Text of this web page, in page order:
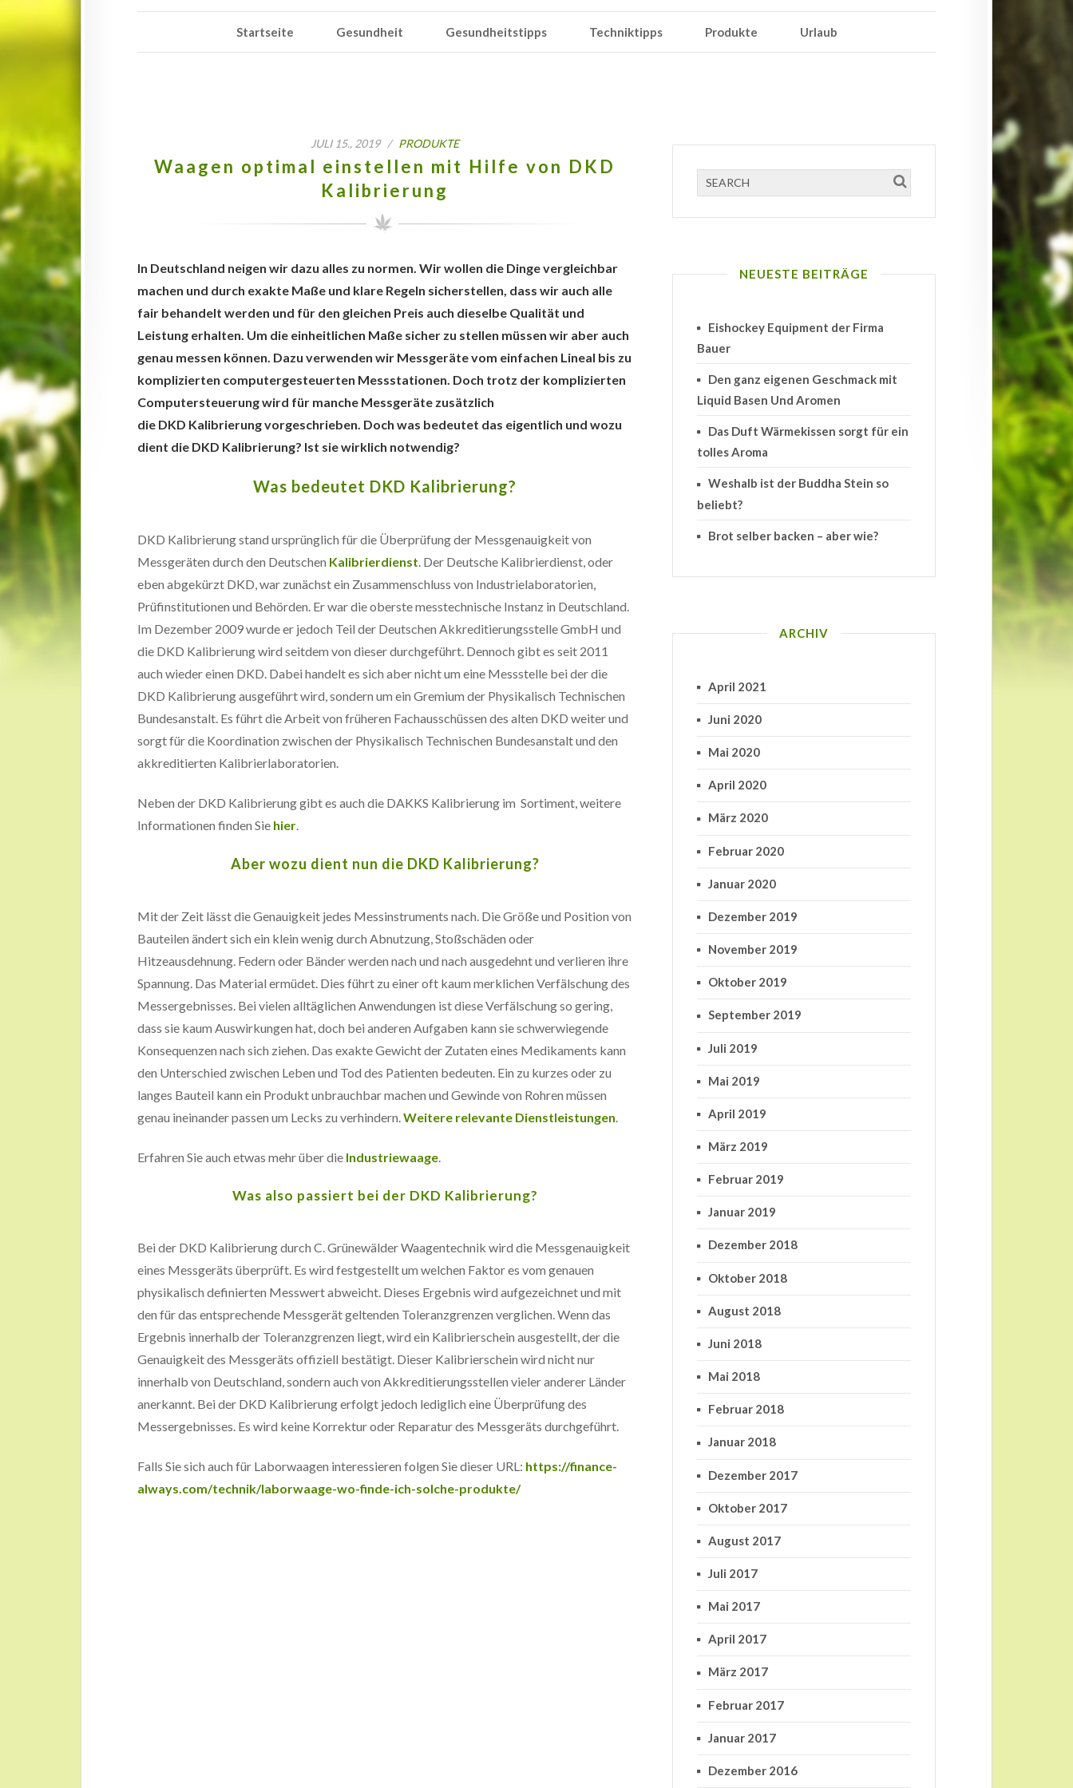
Startseite Gesundheit Gesundheitstipps Techniktipps Produkte Urlaub
JULI 15., 2019 / PRODUKTE
Waagen optimal einstellen mit Hilfe von DKD
Kalibrierung
In Deutschland neigen wir dazu alles zu normen. Wir wollen die Dinge vergleichbar
machen und durch exakte Maße und klare Regeln sicherstellen, dass wir auch alle
fair behandelt werden und für den gleichen Preis auch dieselbe Qualität und
Leistung erhalten. Um die einheitlichen Maße sicher zu stellen müssen wir aber auch
genau messen können. Dazu verwenden wir Messgeräte vom einfachen Lineal bis zu
komplizierten computergesteuerten Messstationen. Doch trotz der komplizierten
Computersteuerung wird für manche Messgeräte zusätzlich
die DKD Kalibrierung vorgeschrieben. Doch was bedeutet das eigentlich und wozu
dient die DKD Kalibrierung? Ist sie wirklich notwendig?
Was bedeutet DKD Kalibrierung?
DKD Kalibrierung stand ursprünglich für die Überprüfung der Messgenauigkeit von
Messgeräten durch den Deutschen Kalibrierdienst. Der Deutsche Kalibrierdienst, oder
eben abgekürzt DKD, war zunächst ein Zusammenschluss von Industrielaboratorien,
Prüfinstitutionen und Behörden. Er war die oberste messtechnische Instanz in Deutschland.
Im Dezember 2009 wurde er jedoch Teil der Deutschen Akkreditierungsstelle GmbH und
die DKD Kalibrierung wird seitdem von dieser durchgeführt. Dennoch gibt es seit 2011
auch wieder einen DKD. Dabei handelt es sich aber nicht um eine Messstelle bei der die
DKD Kalibrierung ausgeführt wird, sondern um ein Gremium der Physikalisch Technischen
Bundesanstalt. Es führt die Arbeit von früheren Fachausschüssen des alten DKD weiter und
sorgt für die Koordination zwischen der Physikalisch Technischen Bundesanstalt und den
akkreditierten Kalibrierlaboratorien.
Neben der DKD Kalibrierung gibt es auch die DAKKS Kalibrierung im Sortiment, weitere
Informationen finden Sie hier.
Aber wozu dient nun die DKD Kalibrierung?
Mit der Zeit lässt die Genauigkeit jedes Messinstruments nach. Die Größe und Position von
Bauteilen ändert sich ein klein wenig durch Abnutzung, Stoßschäden oder
Hitzeausdehnung. Federn oder Bänder werden nach und nach ausgedehnt und verlieren ihre
Spannung. Das Material ermüdet. Dies führt zu einer oft kaum merklichen Verfälschung des
Messergebnisses. Bei vielen alltäglichen Anwendungen ist diese Verfälschung so gering,
dass sie kaum Auswirkungen hat, doch bei anderen Aufgaben kann sie schwerwiegende
Konsequenzen nach sich ziehen. Das exakte Gewicht der Zutaten eines Medikaments kann
den Unterschied zwischen Leben und Tod des Patienten bedeuten. Ein zu kurzes oder zu
langes Bauteil kann ein Produkt unbrauchbar machen und Gewinde von Rohren müssen
genau ineinander passen um Lecks zu verhindern.Weitere relevante Dienstleistungen.
Erfahren Sie auch etwas mehr über die Industriewaage.
Was also passiert bei der DKD Kalibrierung?
Bei der DKD Kalibrierung durch C. Grünewälder Waagentechnik wird die Messgenauigkeit
eines Messgeräts überprüft. Es wird festgestellt um welchen Faktor es vom genauen
physikalisch definierten Messwert abweicht. Dieses Ergebnis wird aufgezeichnet und mit
den für das entsprechende Messgerät geltenden Toleranzgrenzen verglichen. Wenn das
Ergebnis innerhalb der Toleranzgrenzen liegt, wird ein Kalibrierschein ausgestellt, der die
Genauigkeit des Messgeräts offiziell bestätigt. Dieser Kalibrierschein wird nicht nur
innerhalb von Deutschland, sondern auch von Akkreditierungsstellen vieler anderer Länder
anerkannt. Bei der DKD Kalibrierung erfolgt jedoch lediglich eine Überprüfung des
Messergebnisses. Es wird keine Korrektur oder Reparatur des Messgeräts durchgeführt.
Falls Sie sich auch für Laborwaagen interessieren folgen Sie dieser URL: https://finance-
always.com/technik/laborwaage-wo-finde-ich-solche-produkte/
NEUESTE BEITRÄGE
Eishockey Equipment der Firma
Bauer
Den ganz eigenen Geschmack mit
Liquid Basen Und Aromen
Das Duft Wärmekissen sorgt für ein
tolles Aroma
Weshalb ist der Buddha Stein so
beliebt?
Brot selber backen – aber wie?
ARCHIV
April 2021
Juni 2020
Mai 2020
April 2020
März 2020
Februar 2020
Januar 2020
Dezember 2019
November 2019
Oktober 2019
September 2019
Juli 2019
Mai 2019
April 2019
März 2019
Februar 2019
Januar 2019
Dezember 2018
Oktober 2018
August 2018
Juni 2018
Mai 2018
Februar 2018
Januar 2018
Dezember 2017
Oktober 2017
August 2017
Juli 2017
Mai 2017
April 2017
März 2017
Februar 2017
Januar 2017
Dezember 2016